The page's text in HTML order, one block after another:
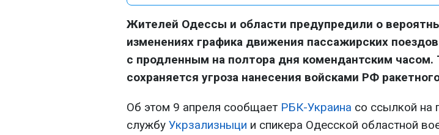
Жителей Одессы и области предупредили о
изменениях графика движения пассажирских
с продленным на полтора дня комендантским часом.
сохраняется угроза нанесения войсками РФ
Об этом 9 апреля сообщает РБК-Украина со ссылкой на
службу Укрзализныци и спикера Одесской областной